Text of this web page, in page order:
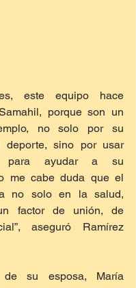
este equipo hace
porque son un
no solo por su
deporte, sino por usar
para ayudar a su
me cabe duda que el
no solo en la salud,
factor de unión, de
aseguró Ramírez
de su esposa, María